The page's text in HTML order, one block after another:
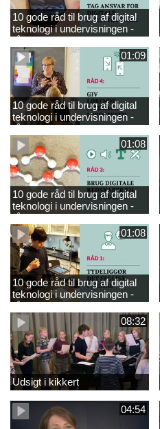
10 gode råd til brug af digital
teknologi i undervisningen -
råd 7
01:09
10 gode råd til brug af digital
teknologi i undervisningen -
råd 4
01:08
10 gode råd til brug af digital
teknologi i undervisningen -
råd 3
01:08
10 gode råd til brug af digital
teknologi i undervisningen -
råd 1
08:32
Udsigt i kikkert
04:54